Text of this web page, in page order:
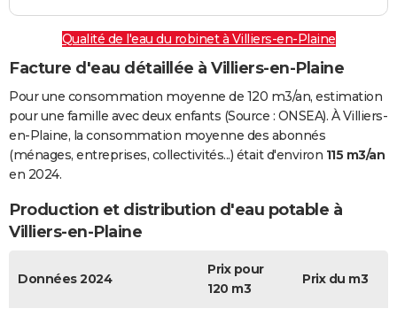
Qualité de l'eau du robinet à Villiers-en-Plaine
Facture d'eau détaillée à Villiers-en-Plaine
Pour une consommation moyenne de 120 m3/an, estimation
pour une famille avec deux enfants (Source : ONSEA). À Villiers-
en-Plaine, la consommation moyenne des abonnés
(ménages, entreprises, collectivités...) était d'environ 115 m3/an
en 2024.
Production et distribution d'eau potable à
Villiers-en-Plaine
Données 2024
Prix pour
120 m3
Prix du m3